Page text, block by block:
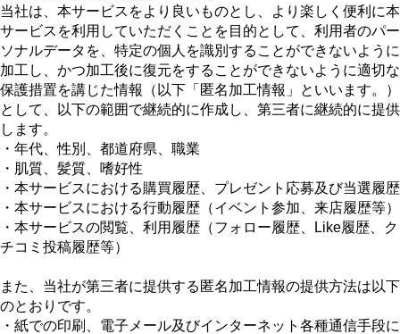
当社は、本サービスをより良いものとし、より楽しく便利に本
サービスを利用していただくことを目的として、利用者のパー
ソナルデータを、特定の個人を識別することができないように
加工し、かつ加工後に復元をすることができないように適切な
保護措置を講じた情報（以下「匿名加工情報」といいます。）
として、以下の範囲で継続的に作成し、第三者に継続的に提供
します。
・年代、性別、都道府県、職業
・肌質、髪質、嗜好性
・本サービスにおける購買履歴、プレゼント応募及び当選履歴
・本サービスにおける行動履歴（イベント参加、来店履歴等）
・本サービスの閲覧、利用履歴（フォロー履歴、Like履歴、ク
チコミ投稿履歴等）
また、当社が第三者に提供する匿名加工情報の提供方法は以下
のとおりです。
・紙での印刷、電子メール及びインターネット各種通信手段に